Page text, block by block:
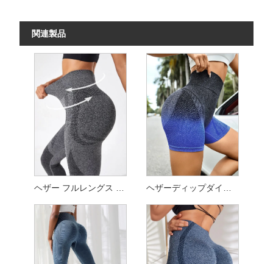
関連製品
ヘザー フルレングス レギンス ヘザーディップダイレギンス